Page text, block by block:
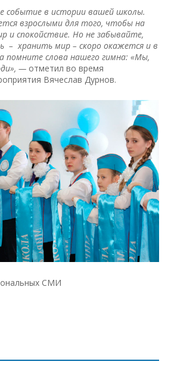
событие в истории вашей школы.
взрослыми для того, чтобы на
и спокойствие. Но не забывайте,
– хранить мир – скоро окажется и в
помните слова нашего гимна: «Мы,
— отметил во время
Вячеслав Дурнов.
СМИ